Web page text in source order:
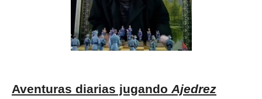
Aventuras diarias jugandoAjedrez